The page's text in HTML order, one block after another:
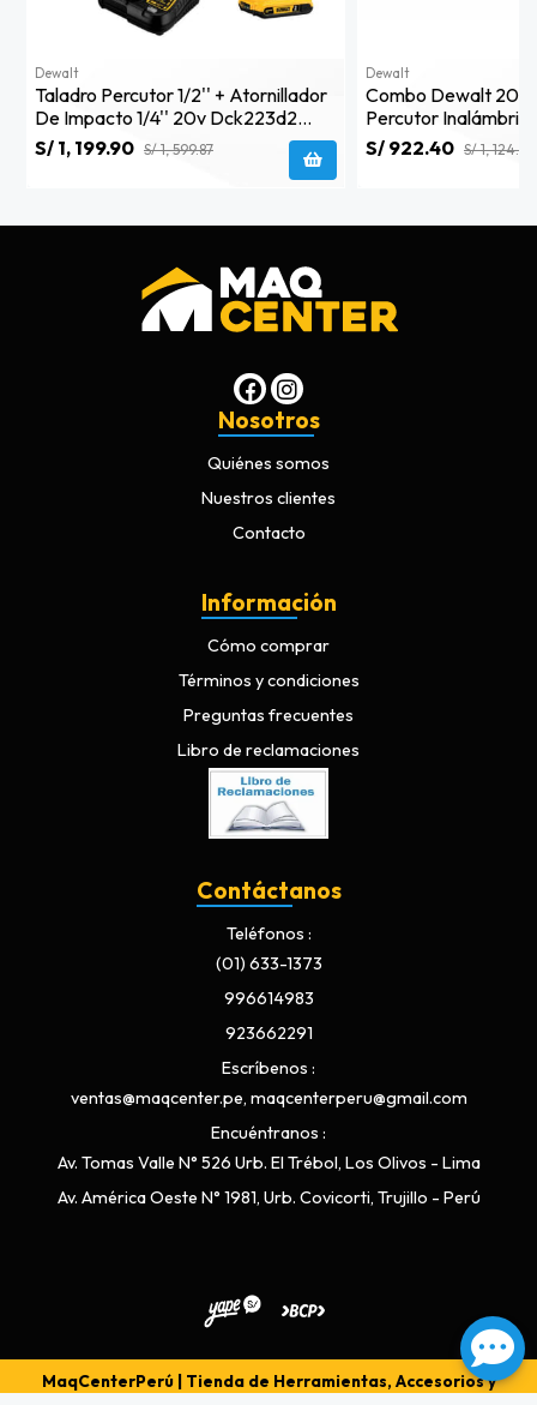
Dewalt
Taladro Percutor 1/2'' + Atornillador
De Impacto 1/4'' 20v Dck223d2
Dewalt
S/ 1, 199.90 S/ 1, 599.87
Dewalt
Combo Dewalt 20v
Percutor
Dcd7781d2 - B2
S/ 922.40 S/ 1, 124.88
Nosotros
Quiénes somos
Nuestros clientes
Contacto
Información
Cómo comprar
Términos y condiciones
Preguntas frecuentes
Libro de reclamaciones
Contáctanos
Teléfonos
(01) 633-1373
996614983
923662291
Escríbenos
ventas@maqcenter.pe, maqcenterperu@gmail.com
Encuéntranos
Av. Tomas Valle N° 526 Urb. El Trébol, Los Olivos - Lima
Av. América Oeste N° 1981, Urb. Covicorti, Trujillo - Perú
MaqCenterPerú | Tienda de Herramientas, Accesorios y